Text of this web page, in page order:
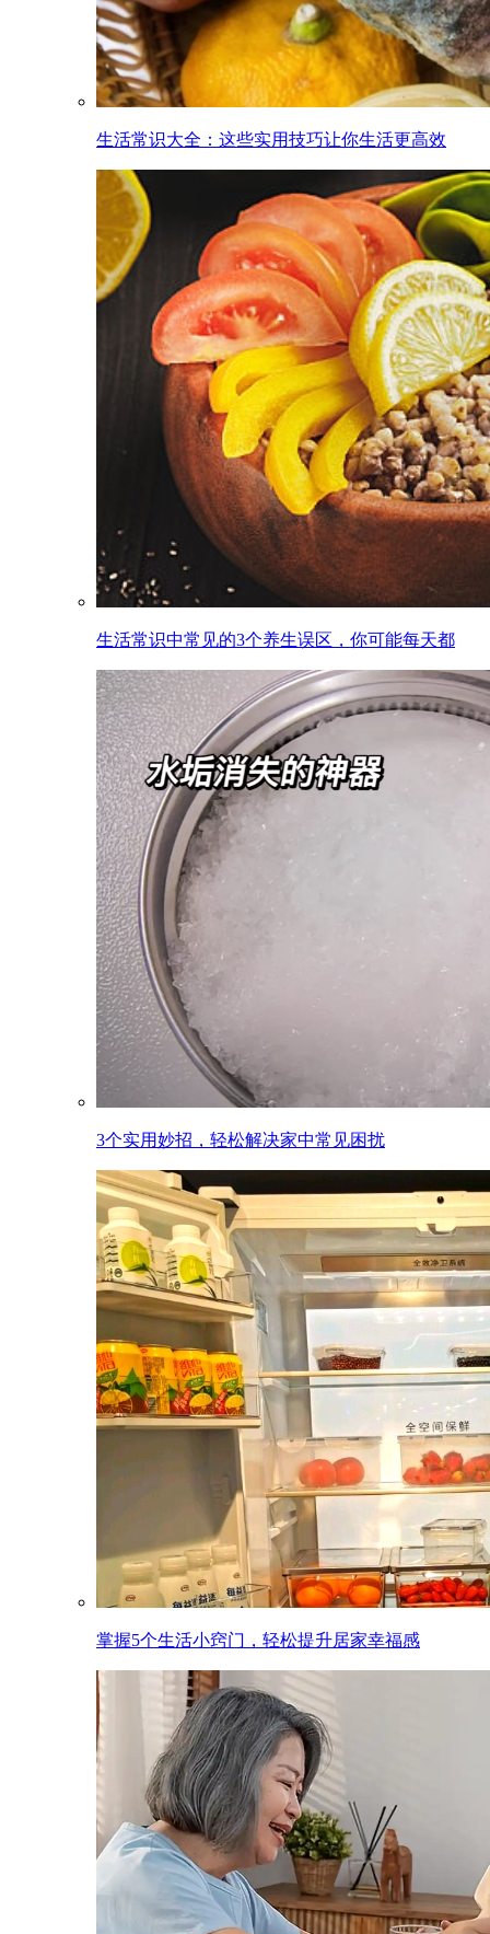
生活常识大全：这些实用技巧让你生活更高效
生活常识中常见的3个养生误区，你可能每天都
3个实用妙招，轻松解决家中常见困扰
掌握5个生活小窍门，轻松提升居家幸福感